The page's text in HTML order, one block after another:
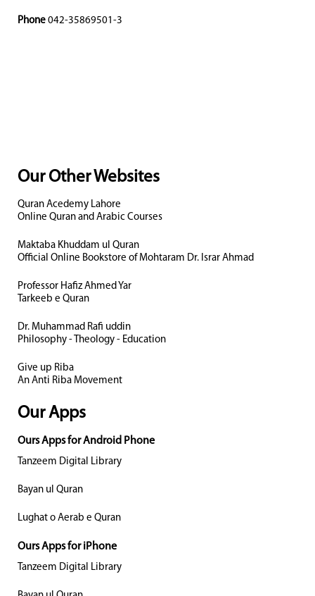
Phone 042-35869501-3
Our Other Websites
Quran Acedemy Lahore
Online Quran and Arabic Courses
Maktaba Khuddam ul Quran
Official Online Bookstore of Mohtaram Dr. Israr Ahmad
Professor Hafiz Ahmed Yar
Tarkeeb e Quran
Dr. Muhammad Rafi uddin
Philosophy - Theology - Education
Give up Riba
An Anti Riba Movement
Our Apps
Ours Apps for Android Phone
Tanzeem Digital Library
Bayan ul Quran
Lughat o Aerab e Quran
Ours Apps for iPhone
Tanzeem Digital Library